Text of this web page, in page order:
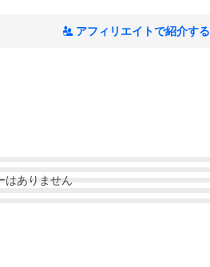
アフィリエイトで紹介する
はありません